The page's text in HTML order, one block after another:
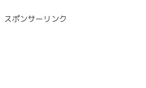
スポンサーリンク